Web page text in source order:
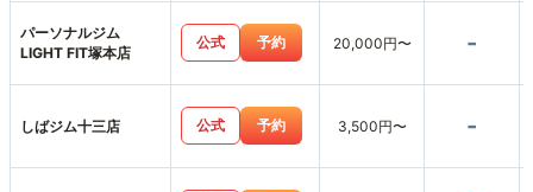
パーソナルジム
LIGHT FIT塚本店
公式 予約 20,000円〜 -
しばジム十三店 公式 予約 3,500円〜 -